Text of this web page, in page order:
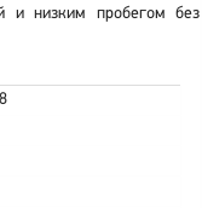
и низким пробегом без